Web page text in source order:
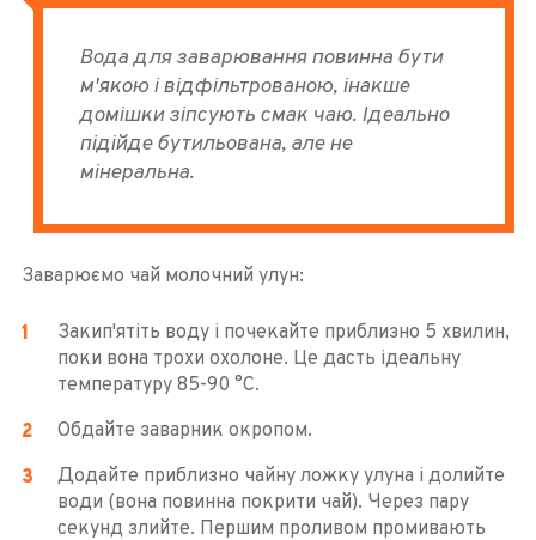
Вода для заварювання повинна бути
м'якою і відфільтрованою, інакше
домішки зіпсують смак чаю. Ідеально
підійде бутильована, але не
мінеральна.
Заварюємо чай молочний улун:
Закип'ятіть воду і почекайте приблизно 5 хвилин,
поки вона трохи охолоне. Це дасть ідеальну
температуру 85-90 °С.
Обдайте заварник окропом.
Додайте приблизно чайну ложку улуна і долийте
води (вона повинна покрити чай). Через пару
секунд злийте. Першим проливом промивають